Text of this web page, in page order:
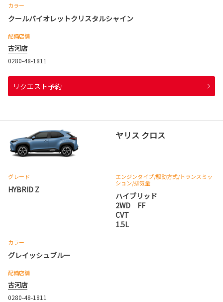
カラー
クールバイオレットクリスタルシャイン
配備店舗
古河店
0280-48-1811
リクエスト予約
ヤリス クロス
グレード
HYBRID Z
エンジンタイプ/駆動方式/トランスミッ
ション/排気量
ハイブリッド
2WD FF
CVT
1.5L
カラー
グレイッシュブルー
配備店舗
古河店
0280-48-1811